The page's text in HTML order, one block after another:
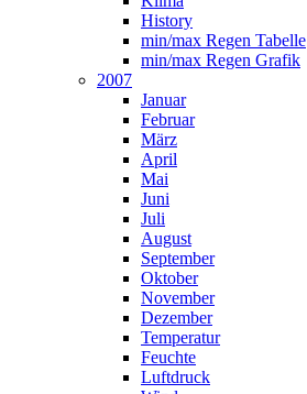
History
min/max Regen Tabelle
min/max Regen Grafik
2007
Januar
Februar
März
April
Mai
Juni
Juli
August
September
Oktober
November
Dezember
Temperatur
Feuchte
Luftdruck